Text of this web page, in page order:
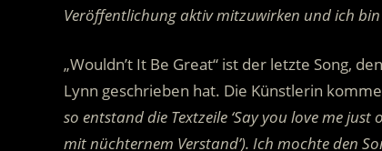
Veröffentlichung aktiv mitzuwirken und ich
„Wouldn’t It Be Great“ ist der letzte Song,
Lynn geschrieben hat. Die Künstlerin
so entstand die Textzeile ‘Say you love me
mit nüchternem Verstand’). Ich mochte den